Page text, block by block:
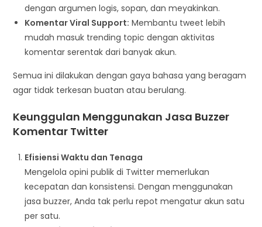
dengan argumen logis, sopan, dan meyakinkan.
Komentar Viral Support: Membantu tweet lebih
mudah masuk trending topic dengan aktivitas
komentar serentak dari banyak akun.
Semua ini dilakukan dengan gaya bahasa yang beragam
agar tidak terkesan buatan atau berulang.
Keunggulan Menggunakan Jasa Buzzer
Komentar Twitter
Efisiensi Waktu dan Tenaga
Mengelola opini publik di Twitter memerlukan
kecepatan dan konsistensi. Dengan menggunakan
jasa buzzer, Anda tak perlu repot mengatur akun satu
per satu.